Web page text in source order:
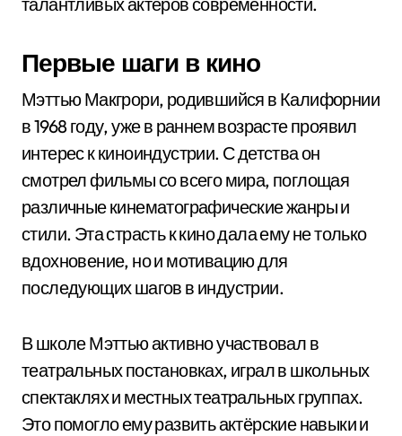
Первые шаги в кино
Мэттью Макгрори, родившийся в Калифорнии
в 1968 году, уже в раннем возрасте проявил
интерес к киноиндустрии. С детства он
смотрел фильмы со всего мира, поглощая
различные кинематографические жанры и
стили. Эта страсть к кино дала ему не только
вдохновение, но и мотивацию для
последующих шагов в индустрии.
В школе Мэттью активно участвовал в
театральных постановках, играл в школьных
спектаклях и местных театральных группах.
Это помогло ему развить актёрские навыки и